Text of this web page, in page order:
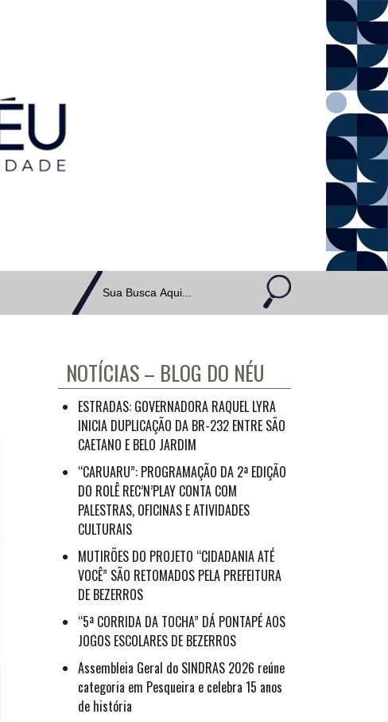
NOTÍCIAS – BLOG DO NÉU
ESTRADAS: GOVERNADORA RAQUEL LYRA
INICIA DUPLICAÇÃO DA BR-232 ENTRE SÃO
CAETANO E BELO JARDIM
“CARUARU”: PROGRAMAÇÃO DA 2ª EDIÇÃO
DO ROLÊ REC’N’PLAY CONTA COM
PALESTRAS, OFICINAS E ATIVIDADES
CULTURAIS
MUTIRÕES DO PROJETO “CIDADANIA ATÉ
VOCÊ” SÃO RETOMADOS PELA PREFEITURA
DE BEZERROS
“5ª CORRIDA DA TOCHA” DÁ PONTAPÉ AOS
JOGOS ESCOLARES DE BEZERROS
Assembleia Geral do SINDRAS 2026 reúne
categoria em Pesqueira e celebra 15 anos
de história